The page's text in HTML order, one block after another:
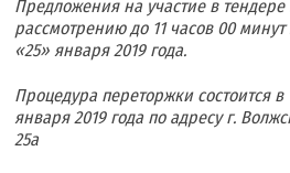
Предложения на участие в
рассмотрению до 11 часов 00
«25» января 2019 года.
Процедура переторжки состоится
января 2019 года по адресу г.
25а